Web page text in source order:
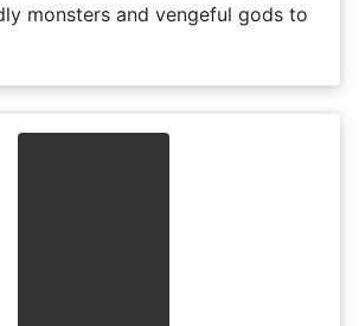
monsters and vengeful gods to